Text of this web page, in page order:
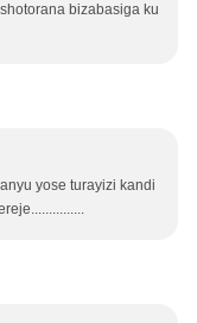
bizabasiga ku
yose turayizi kandi